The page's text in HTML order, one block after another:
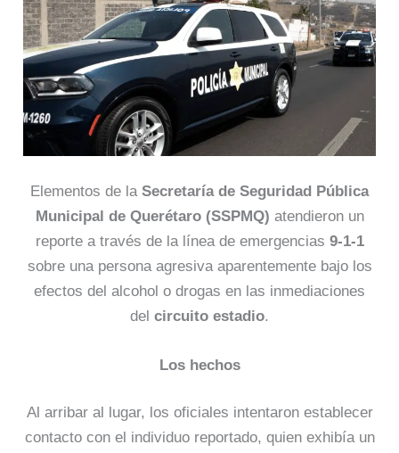
Elementos de la Secretaría de Seguridad Pública
Municipal de Querétaro (SSPMQ) atendieron un
reporte a través de la línea de emergencias 9-1-1
sobre una persona agresiva aparentemente bajo los
efectos del alcohol o drogas en las inmediaciones
del circuito estadio.
Los hechos
Al arribar al lugar, los oficiales intentaron establecer
contacto con el individuo reportado, quien exhibía un